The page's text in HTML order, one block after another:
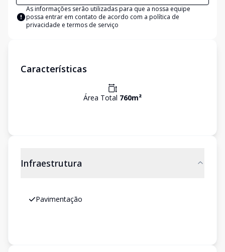
As informações serão utilizadas para que a nossa equipe
possa entrar em contato de acordo com a política de
privacidade e termos de serviço
Características
Área Total 760m²
Infraestrutura
Pavimentação